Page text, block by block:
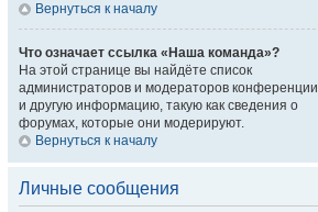
Вернуться к началу
Что означает ссылка «Наша команда»?
На этой странице вы найдёте список
администраторов и модераторов конференции
и другую информацию, такую как сведения о
форумах, которые они модерируют.
Вернуться к началу
Личные сообщения